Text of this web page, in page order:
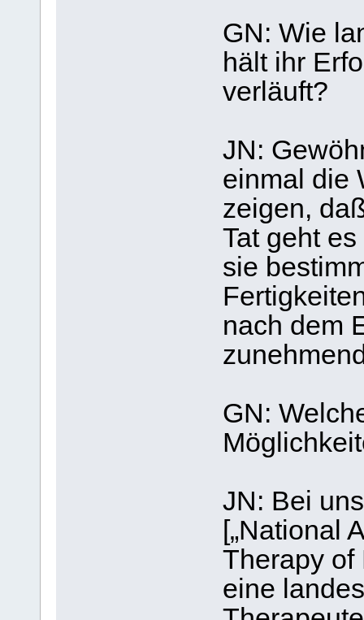
GN: Wie
hält ihr
verläuft?
JN:
einmal die
zeigen,
Tat geht
sie
nach dem
GN:
JN: Bei
[„National
Therapy of
eine